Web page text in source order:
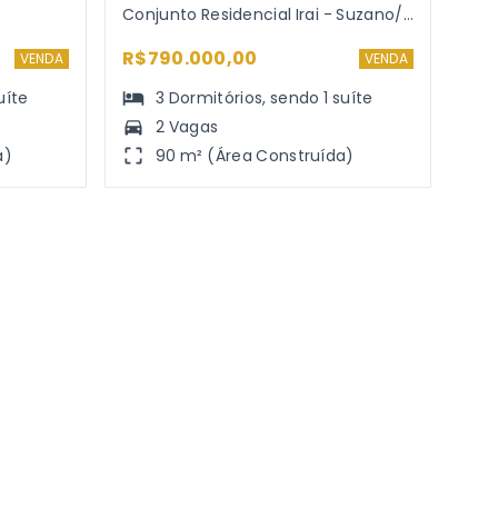
VENDA
Conjunto Residencial Irai - Suzano/SP
R$790.000,00 VENDA
3 Dormitórios, sendo1 suíte
2 Vagas
90 m² (Área Construída)